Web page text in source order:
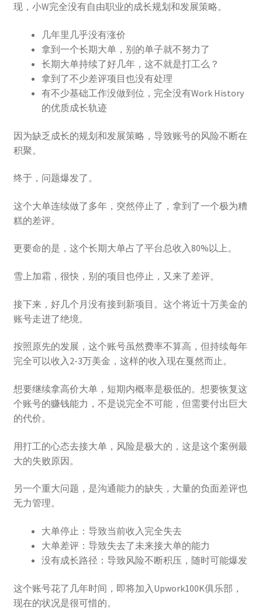
现，小W完全没有自由职业的成长规划和发展策略。
几年里几乎没有涨价
拿到一个长期大单，别的单子就不努力了
长期大单持续了好几年，这不就是打工么？
拿到了不少差评项目也没有处理
有不少基础工作没做到位，完全没有Work History
的优质成长轨迹
因为缺乏成长的规划和发展策略，导致账号的风险不断在
积聚。
终于，问题爆发了。
这个大单连续做了多年，突然停止了，拿到了一个极为糟
糕的差评。
更要命的是，这个长期大单占了平台总收入80%以上。
雪上加霜，很快，别的项目也停止，又来了差评。
接下来，好几个月没有接到新项目。这个将近十万美金的
账号走进了绝境。
按照原先的发展，这个账号虽然费率不算高，但持续每年
完全可以收入2-3万美金，这样的收入现在戛然而止。
想要继续拿高价大单，短期内概率是极低的。想要恢复这
个账号的赚钱能力，不是说完全不可能，但需要付出巨大
的代价。
用打工的心态去接大单，风险是极大的，这是这个案例最
大的失败原因。
另一个重大问题，是沟通能力的缺失，大量的负面差评也
无力管理。
大单停止：导致当前收入完全失去
大单差评：导致失去了未来接大单的能力
没有成长路径：导致风险不断积压，随时可能爆发
这个账号花了几年时间，即将加入Upwork100K俱乐部，
现在的状况是很可惜的。